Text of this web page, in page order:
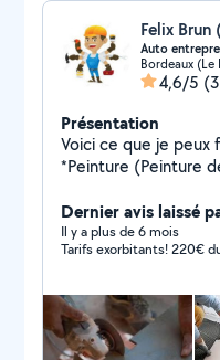
Felix
Auto
Bordeaux (Le
4,6/5
Présentation
Voici ce que je peux
*Peinture (Peinture
peint *Application
Rénovation de
boiseries portes,
*Faïence *parquet *Travertin *la peinture et le placo
(collé, raillé,
peinture façade,
Dernier avis laissé
Il y a plus de 6 mois
Tarifs exorbitants! 220€